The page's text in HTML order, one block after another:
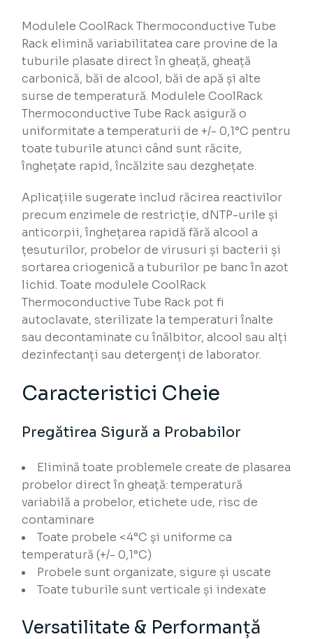
Modulele CoolRack Thermoconductive Tube
Rack elimină variabilitatea care provine de la
tuburile plasate direct în gheață, gheață
carbonică, băi de alcool, băi de apă și alte
surse de temperatură. Modulele CoolRack
Thermoconductive Tube Rack asigură o
uniformitate a temperaturii de +/- 0,1°C pentru
toate tuburile atunci când sunt răcite,
înghețate rapid, încălzite sau dezghețate.
Aplicațiile sugerate includ răcirea reactivilor
precum enzimele de restricție, dNTP-urile și
anticorpii, înghețarea rapidă fără alcool a
țesuturilor, probelor de virusuri și bacterii și
sortarea criogenică a tuburilor pe banc în azot
lichid. Toate modulele CoolRack
Thermoconductive Tube Rack pot fi
autoclavate, sterilizate la temperaturi înalte
sau decontaminate cu înălbitor, alcool sau alți
dezinfectanți sau detergenți de laborator.
Caracteristici Cheie
Pregătirea Sigură a Probabilor
Elimină toate problemele create de plasarea
probelor direct în gheață: temperatură
variabilă a probelor, etichete ude, risc de
contaminare
Toate probele <4°C și uniforme ca
temperatură (+/- 0,1°C)
Probele sunt organizate, sigure și uscate
Toate tuburile sunt verticale și indexate
Versatilitate & Performanță